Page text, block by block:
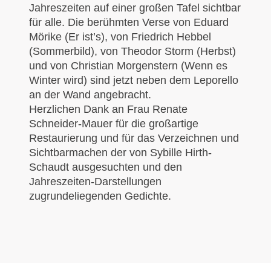
Jahreszeiten auf einer großen Tafel sichtbar
für alle. Die berühmten Verse von Eduard
Mörike (Er ist’s), von Friedrich Hebbel
(Sommerbild), von Theodor Storm (Herbst)
und von Christian Morgenstern (Wenn es
Winter wird) sind jetzt neben dem Leporello
an der Wand angebracht.
Herzlichen Dank an Frau Renate
Schneider-Mauer für die großartige
Restaurierung und für das Verzeichnen und
Sichtbarmachen der von Sybille Hirth-
Schaudt ausgesuchten und den
Jahreszeiten-Darstellungen
zugrundeliegenden Gedichte.